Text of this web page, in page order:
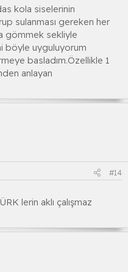
kola siselerinin
sulanması gereken her
gömmek sekliyle
böyle uyguluyorum
basladım.Özellikle 1
anlayan
#14
lerin aklı çalışmaz